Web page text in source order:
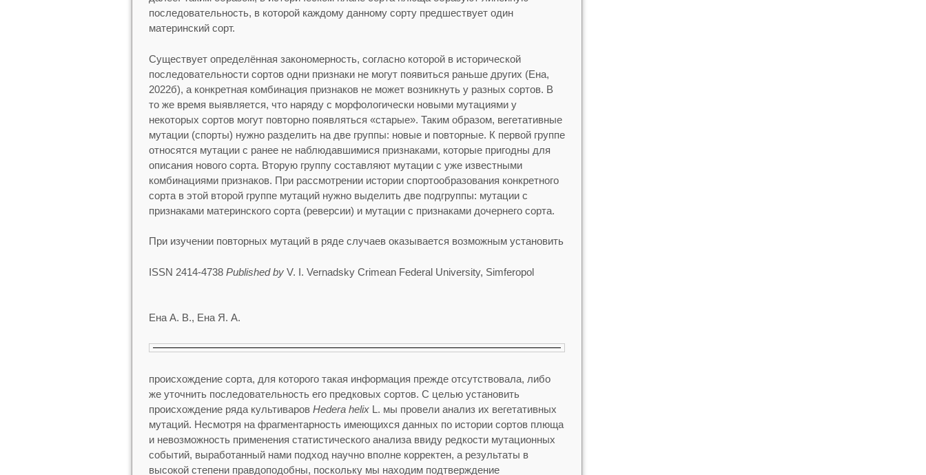
последовательность, в которой каждому данному сорту предшествует один
материнский сорт.
Существует определённая закономерность, согласно которой в исторической
последовательности сортов одни признаки не могут появиться раньше других (Ена,
2022б), а конкретная комбинация признаков не может возникнуть у разных сортов. В
то же время выявляется, что наряду с морфологически новыми мутациями у
некоторых сортов могут повторно появляться «старые». Таким образом, вегетативные
мутации (спорты) нужно разделить на две группы: новые и повторные. К первой группе
относятся мутации с ранее не наблюдавшимися признаками, которые пригодны для
описания нового сорта. Вторую группу составляют мутации с уже известными
комбинациями признаков. При рассмотрении истории спортообразования конкретного
сорта в этой второй группе мутаций нужно выделить две подгруппы: мутации с
признаками материнского сорта (реверсии) и мутации с признаками дочернего сорта.
При изучении повторных мутаций в ряде случаев оказывается возможным установить
ISSN 2414-4738 Published byV. I. Vernadsky Crimean Federal University, Simferopol
Ена А. В., Ена Я. А.
происхождение сорта, для которого такая информация прежде отсутствовала, либо
же уточнить последовательность его предковых сортов. С целью установить
происхождение ряда культиваров Hedera helixL. мы провели анализ их вегетативных
мутаций. Несмотря на фрагментарность имеющихся данных по истории сортов плюща
и невозможность применения статистического анализа ввиду редкости мутационных
событий, выработанный нами подход научно вполне корректен, а результаты в
высокой степени правдоподобны, поскольку мы находим подтверждение